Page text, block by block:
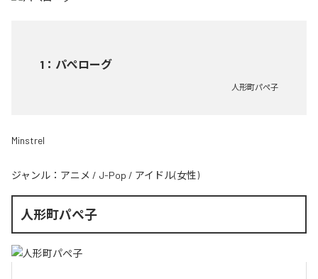
1 ： パぺローグ
人形町パぺ子
Minstrel
ジャンル： アニメ / J-Pop / アイドル(女性)
人形町パぺ子